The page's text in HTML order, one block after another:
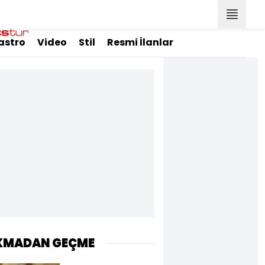
Video Stil Resmi İlanlar
GEÇME